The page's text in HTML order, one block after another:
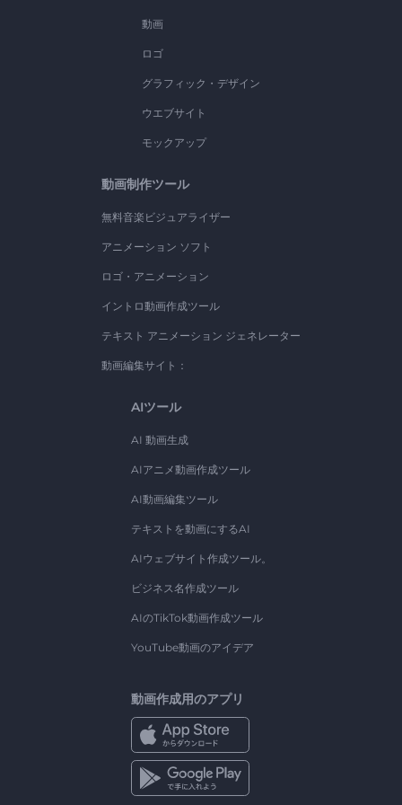
動画
ロゴ
グラフィック・デザイン
ウエブサイト
モックアップ
動画制作ツール
無料音楽ビジュアライザー
アニメーション ソフト
ロゴ・アニメーション
イントロ動画作成ツール
テキスト アニメーション ジェネレーター
動画編集サイト：
AIツール
AI 動画生成
AIアニメ動画作成ツール
AI動画編集ツール
テキストを動画にするAI
AIウェブサイト作成ツール。
ビジネス名作成ツール
AIのTikTok動画作成ツール
YouTube動画のアイデア
動画作成用のアプリ